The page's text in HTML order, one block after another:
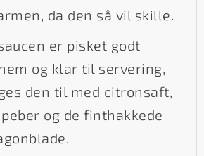
da den så vil skille.
er pisket godt
og klar til servering,
den til med citronsaft,
og de finthakkede